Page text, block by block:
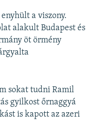
a viszony.
alakult Budapest és
öt örmény
sokat tudni Ramil
gyilkost őrnaggyá
is kapott az azeri